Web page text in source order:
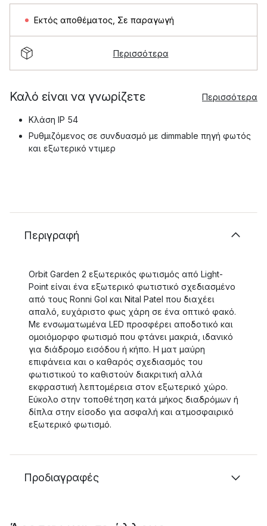
Εκτός αποθέματος Σε παραγωγή
Περισσότερα
Καλό είναι να γνωρίζετε Περισσότερα
Κλάση IP 54
Ρυθμιζόμενος σε συνδυασμό με dimmable πηγή φωτός
και εξωτερικό ντιμερ
Περιγραφή
Orbit Garden 2 εξωτερικός φωτισμός από Light-
Point είναι ένα εξωτερικό φωτιστικό σχεδιασμένο
από τους Ronni Gol και Nital Patel που διαχέει
απαλό, ευχάριστο φως χάρη σε ένα οπτικό φακό.
Με ενσωματωμένα LED προσφέρει αποδοτικό και
ομοιόμορφο φωτισμό που φτάνει μακριά, ιδανικό
για διάδρομο εισόδου ή κήπο. Η ματ μαύρη
επιφάνεια και ο καθαρός σχεδιασμός του
φωτιστικού το καθιστούν διακριτική αλλά
εκφραστική λεπτομέρεια στον εξωτερικό χώρο.
Εύκολο στην τοποθέτηση κατά μήκος διαδρόμων ή
δίπλα στην είσοδο για ασφαλή και ατμοσφαιρικό
εξωτερικό φωτισμό.
Προδιαγραφές